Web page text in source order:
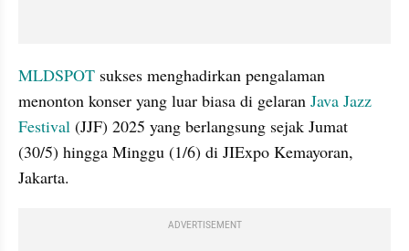
MLDSPOT sukses menghadirkan pengalaman
menonton konser yang luar biasa di gelaran Java Jazz
Festival (JJF) 2025 yang berlangsung sejak Jumat
(30/5) hingga Minggu (1/6) di JIExpo Kemayoran,
Jakarta.
ADVERTISEMENT